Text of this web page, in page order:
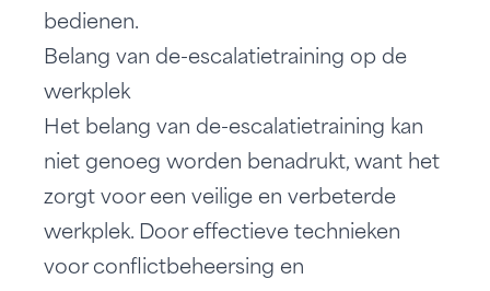
bedienen.
Belang van de-escalatietraining op de
werkplek
Het belang van de-escalatietraining kan
niet genoeg worden benadrukt, want het
zorgt voor een veilige en verbeterde
werkplek. Door effectieve technieken
voor conflictbeheersing en